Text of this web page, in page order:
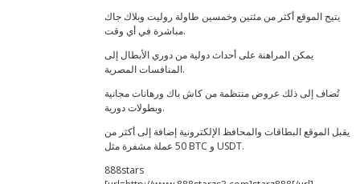
يتيح الموقع أكثر من مئتين وخمسين طاولة روليت وبلاك جاك
مباشرة في أي وقت.
يمكن المراهنة على أحداث دولية من دوري الأبطال إلى
المنافسات المصرية.
تُضاف إلى ذلك عروض منتظمة من كاش باك ورهانات مجانية
وبطولات دورية.
يقبل الموقع البطاقات والمحافظ الإلكترونية إضافة إلى أكثر من
50 عملة مشفرة مثل BTC و USDT.
888stars